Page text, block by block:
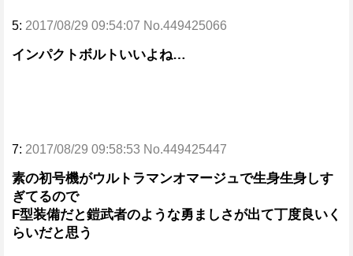
5: 2017/08/29 09:54:07 No.449425066
インパクトボルトいいよね…
7: 2017/08/29 09:58:53 No.449425447
素の初号機がウルトラマンオマージュで生身生身しす
ぎてるので
F型装備だと鎧武者のような勇ましさが出て丁度良いく
らいだと思う